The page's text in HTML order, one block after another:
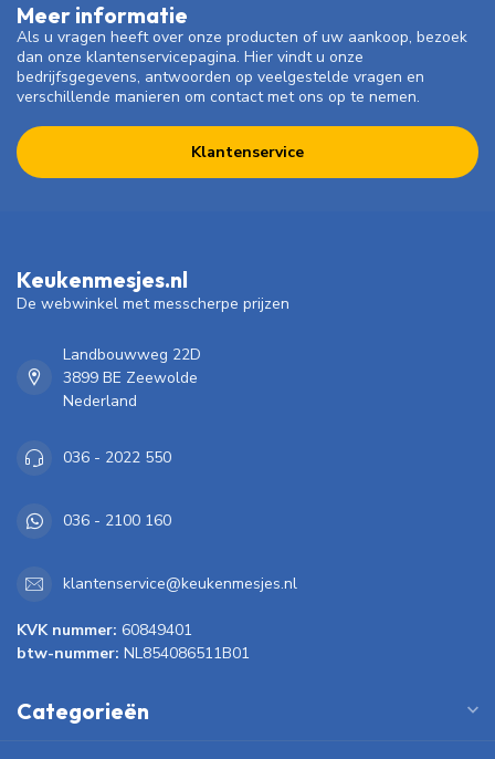
Meer informatie
Als u vragen heeft over onze producten of uw aankoop, bezoek
dan onze klantenservicepagina. Hier vindt u onze
bedrijfsgegevens, antwoorden op veelgestelde vragen en
verschillende manieren om contact met ons op te nemen.
Klantenservice
Keukenmesjes.nl
De webwinkel met messcherpe prijzen
Landbouwweg 22D
3899 BE Zeewolde
Nederland
036 - 2022 550
036 - 2100 160
klantenservice@keukenmesjes.nl
KVK nummer: 60849401
btw-nummer: NL854086511B01
Categorieën